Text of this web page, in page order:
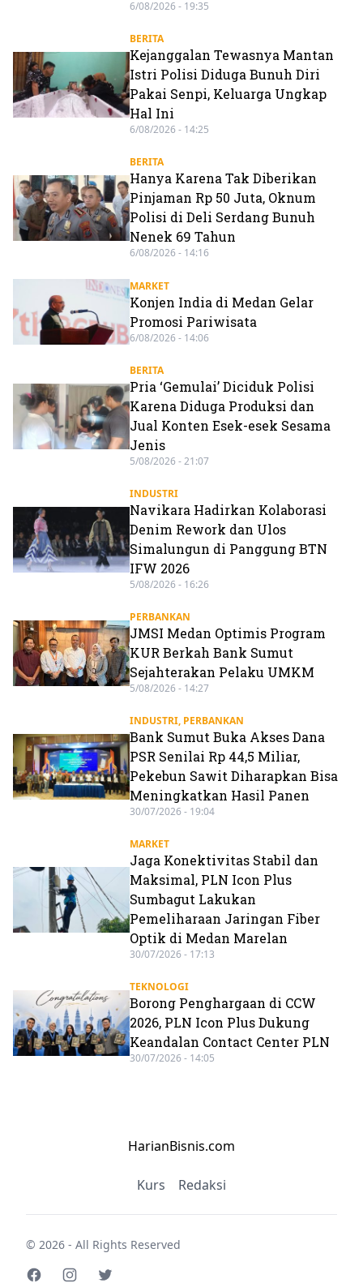
6/08/2026 - 19:35
BERITA
Kejanggalan Tewasnya Mantan
Istri Polisi Diduga Bunuh Diri
Pakai Senpi, Keluarga Ungkap
Hal Ini
6/08/2026 - 14:25
BERITA
Hanya Karena Tak Diberikan
Pinjaman Rp 50 Juta, Oknum
Polisi di Deli Serdang Bunuh
Nenek 69 Tahun
6/08/2026 - 14:16
MARKET
Konjen India di Medan Gelar
Promosi Pariwisata
6/08/2026 - 14:06
BERITA
Pria ‘Gemulai’ Diciduk Polisi
Karena Diduga Produksi dan
Jual Konten Esek-esek Sesama
Jenis
5/08/2026 - 21:07
INDUSTRI
Navikara Hadirkan Kolaborasi
Denim Rework dan Ulos
Simalungun di Panggung BTN
IFW 2026
5/08/2026 - 16:26
PERBANKAN
JMSI Medan Optimis Program
KUR Berkah Bank Sumut
Sejahterakan Pelaku UMKM
5/08/2026 - 14:27
INDUSTRI, PERBANKAN
Bank Sumut Buka Akses Dana
PSR Senilai Rp 44,5 Miliar,
Pekebun Sawit Diharapkan Bisa
Meningkatkan Hasil Panen
30/07/2026 - 19:04
MARKET
Jaga Konektivitas Stabil dan
Maksimal, PLN Icon Plus
Sumbagut Lakukan
Pemeliharaan Jaringan Fiber
Optik di Medan Marelan
30/07/2026 - 17:13
TEKNOLOGI
Borong Penghargaan di CCW
2026, PLN Icon Plus Dukung
Keandalan Contact Center PLN
30/07/2026 - 14:05
HarianBisnis.com
Kurs Redaksi
© 2026 - All Rights Reserved